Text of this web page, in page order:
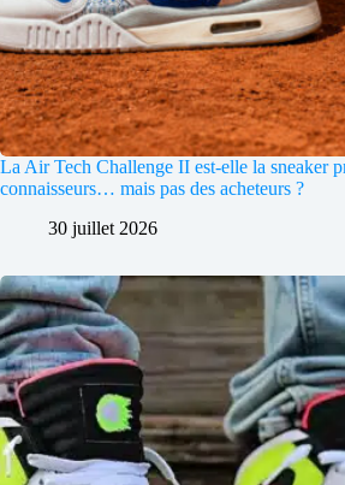
La Air Tech Challenge II est-elle la sneaker
connaisseurs… mais pas des acheteurs ?
30 juillet 2026